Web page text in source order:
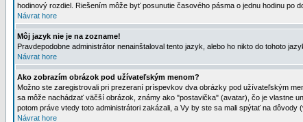
hodinový rozdiel. Riešením môže byť posunutie časového pásma o jednu hodinu po
Návrat hore
Môj jazyk nie je na zozname!
Pravdepodobne administrátor nenainštaloval tento jazyk, alebo ho nikto do tohoto
Návrat hore
Ako zobrazím obrázok pod užívateľským menom?
Možno ste zaregistrovali pri prezeraní príspevkov dva obrázky pod užívateľským
sa môže nachádzať väčší obrázok, známy ako "postavička" (avatar), čo je vlastne
potom práve vtedy toto administrátori zakázali, a Vy by ste sa mali spýtať na dôvody
Návrat hore